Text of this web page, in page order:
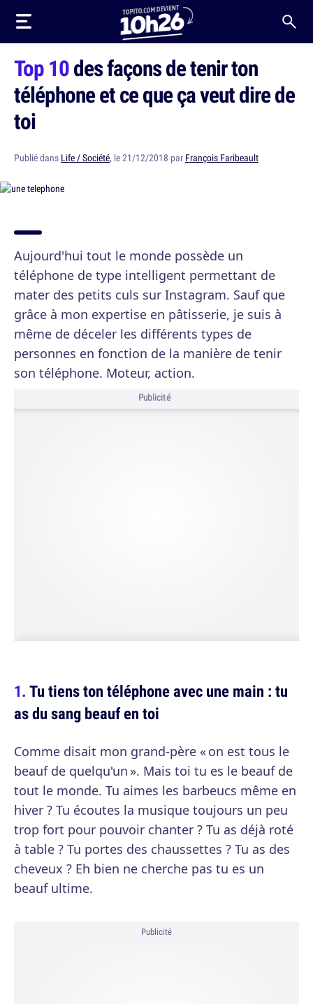
Top 10des façons de tenir ton
téléphone et ce que ça veut dire de
toi
Publié dans Life / Société, le 21/12/2018 par François Faribeault
Aujourd'hui tout le monde possède un
téléphone de type intelligent permettant de
mater des petits culs sur Instagram. Sauf que
grâce à mon expertise en pâtisserie, je suis à
même de déceler les différents types de
personnes en fonction de la manière de tenir
son téléphone. Moteur, action.
Publicité
Tu tiens ton téléphone avec une main : tu
as du sang beauf en toi
Comme disait mon grand-père « on est tous le
beauf de quelqu'un ». Mais toi tu es le beauf de
tout le monde. Tu aimes les barbeucs même en
hiver ? Tu écoutes la musique toujours un peu
trop fort pour pouvoir chanter ? Tu as déjà roté
à table ? Tu portes des chaussettes ? Tu as des
cheveux ? Eh bien ne cherche pas tu es un
beauf ultime.
Publicité